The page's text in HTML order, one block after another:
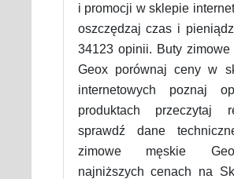
i promocji w sklepie
oszczędzaj czas i
34123 opinii. Buty zimowe
Geox porównaj ceny w
internetowych poznaj
produktach przeczytaj
sprawdź dane
zimowe męskie
najniższych cenach na